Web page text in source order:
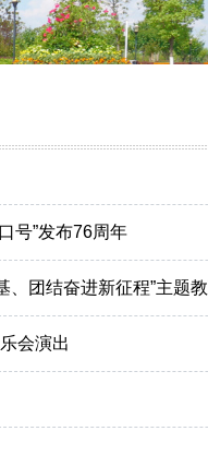
号”发布76周年
团结奋进新征程”主题
会演出